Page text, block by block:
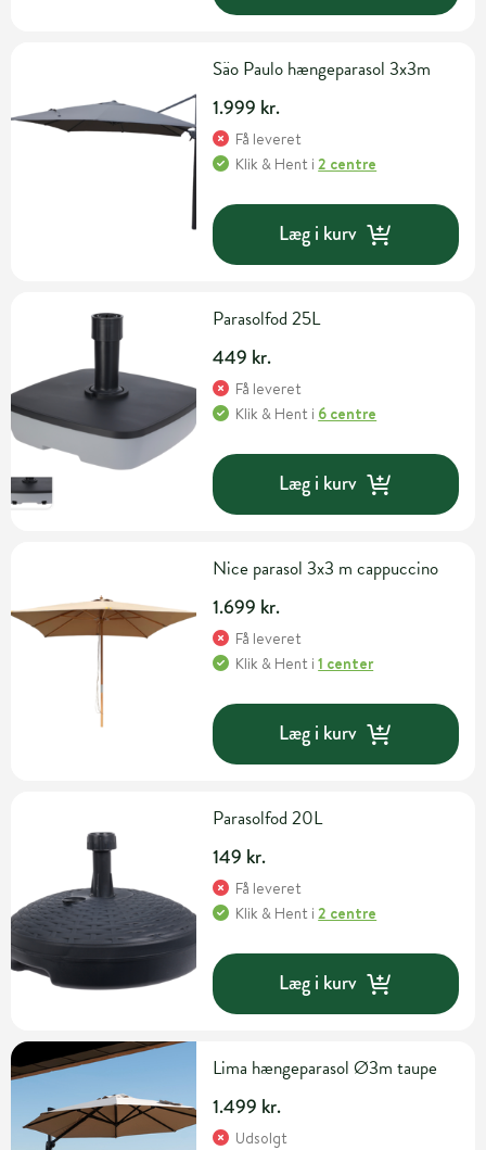
Säo Paulo hængeparasol 3x3m
1.999 kr.
Få leveret
Klik & Hent i2 centre
Læg i kurv
Parasolfod 25L
449 kr.
Få leveret
Klik & Hent i 6 centre
Læg i kurv
Nice parasol 3x3 m cappuccino
1.699 kr.
Få leveret
Klik & Hent i1 center
Læg i kurv
Parasolfod 20L
149 kr.
Få leveret
Klik & Hent i2 centre
Læg i kurv
Lima hængeparasol Ø3m taupe
1.499 kr.
Udsolgt